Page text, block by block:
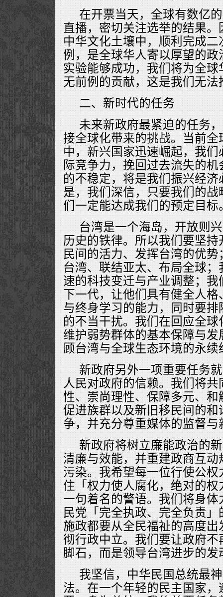
在开票当天，全球有数亿
直播，密切关注选举的结果
中华文化土壤中，顺利完成
例，是全球华人寄以厚望的
实验能够成功，我们将为全
无前例的贡献，这是我们无
二、新时代的任务
未来新政府最紧迫的任务
接全球化带来的挑战。当前
中，新兴国家迅速崛起，我
际竞争力，挽回过去流失的
的不稳定，将是我们振兴经
是，我们深信，只要我们的
们一定能达成我们的预定目标
台湾是一个海岛，开放则
历史的铁律。所以我们要坚
民间的活力、发挥台湾的优
台湾、联结亚太、布局全球
速的科技变迁与产业调整；
下一代，让他们具有健全人
与终身学习的能力，同时要
的不当干扰。我们在回应全
维护弱势群体的基本保障与
顾台湾与全球生态环境的永续
新政府另外一项重要任务
人民对政府的信赖。我们将
性、崇尚理性、保障多元、
促进族群以及新旧移民间的
争，并充分尊重媒体的监督与
新政府将树立廉能政治的
清廉与效能，并重建政商互
污染。我希望每一位行使公
住「权力使人腐化，绝对的
一句着名的警语。我们将身
民党「完全执政、完全负责
施政都要从全民福祉的高度
彻行政中立。我们要让政府
脚石，而是领导台湾进步的发
我坚信，中华民国总统最
法。在一个年轻的民主国家